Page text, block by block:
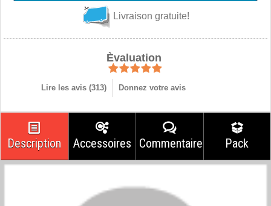
Livraison gratuite!
Èvaluation
Lire les avis (313) Donnez votre avis
Description Accessoires Commentaires Pack